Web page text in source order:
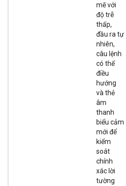
mẽ với
độ trễ
thấp,
đầu ra tự
nhiên,
câu lệnh
có thể
điều
hướng
và thẻ
âm
thanh
biểu cảm
mới để
kiểm
soát
chính
xác lời
tường